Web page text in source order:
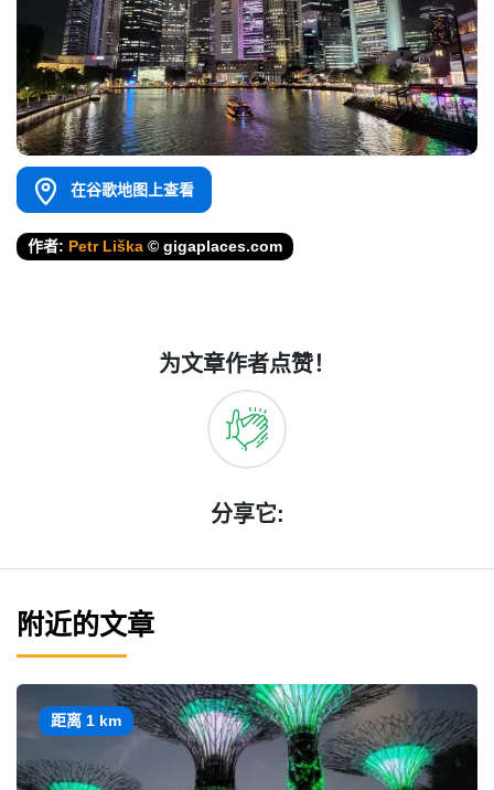
在谷歌地图上查看
作者: Petr Liška © gigaplaces.com
为文章作者点赞！
分享它:
附近的文章
距离 1 km